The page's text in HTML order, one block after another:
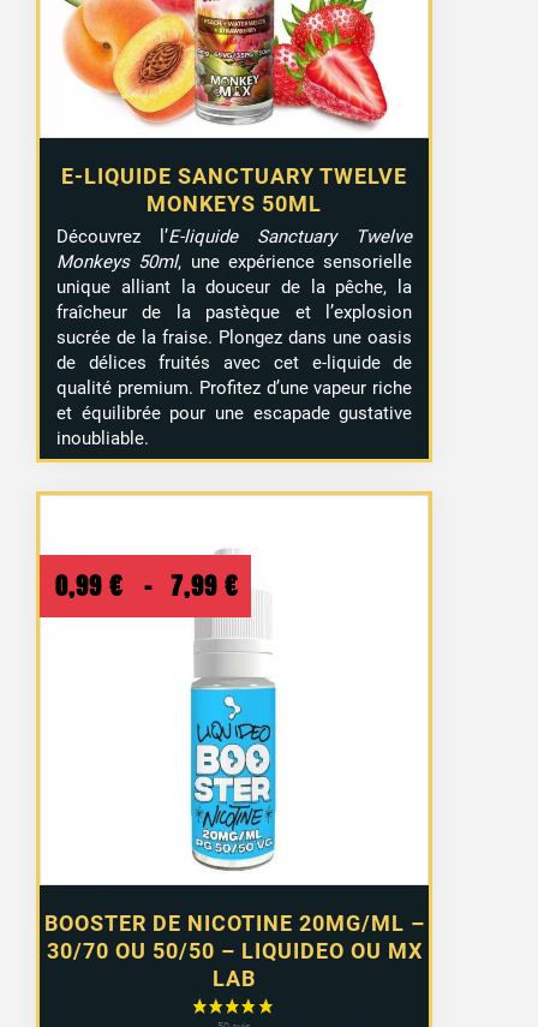
E-LIQUIDE SANCTUARY TWELVE
MONKEYS 50ML
Découvrez l’E-liquide Sanctuary Twelve
Monkeys 50ml, une expérience sensorielle
unique alliant la douceur de la pêche, la
fraîcheur de la pastèque et l’explosion
sucrée de la fraise. Plongez dans une oasis
de délices fruités avec cet e-liquide de
qualité premium. Profitez d’une vapeur riche
et équilibrée pour une escapade gustative
inoubliable.
BOOSTER DE NICOTINE 20MG/ML –
30/70 OU 50/50 – LIQUIDEO OU MX
LAB
0,99 € – 7,99 € Plage
de
prix :
0,99 €
à
7,99 €